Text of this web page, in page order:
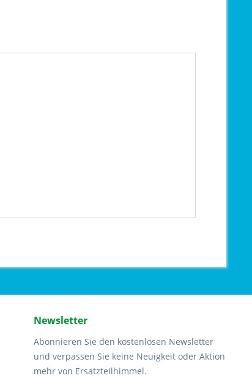
Newsletter
Abonnieren Sie den kostenlosen Newsletter
und verpassen Sie keine Neuigkeit oder Aktion
mehr von Ersatzteilhimmel.